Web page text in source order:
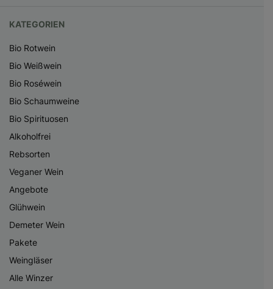
KATEGORIEN
Bio Rotwein
Bio Weißwein
Bio Roséwein
Bio Schaumweine
Bio Spirituosen
Alkoholfrei
Rebsorten
Veganer Wein
Angebote
Glühwein
Demeter Wein
Pakete
Weingläser
Alle Winzer